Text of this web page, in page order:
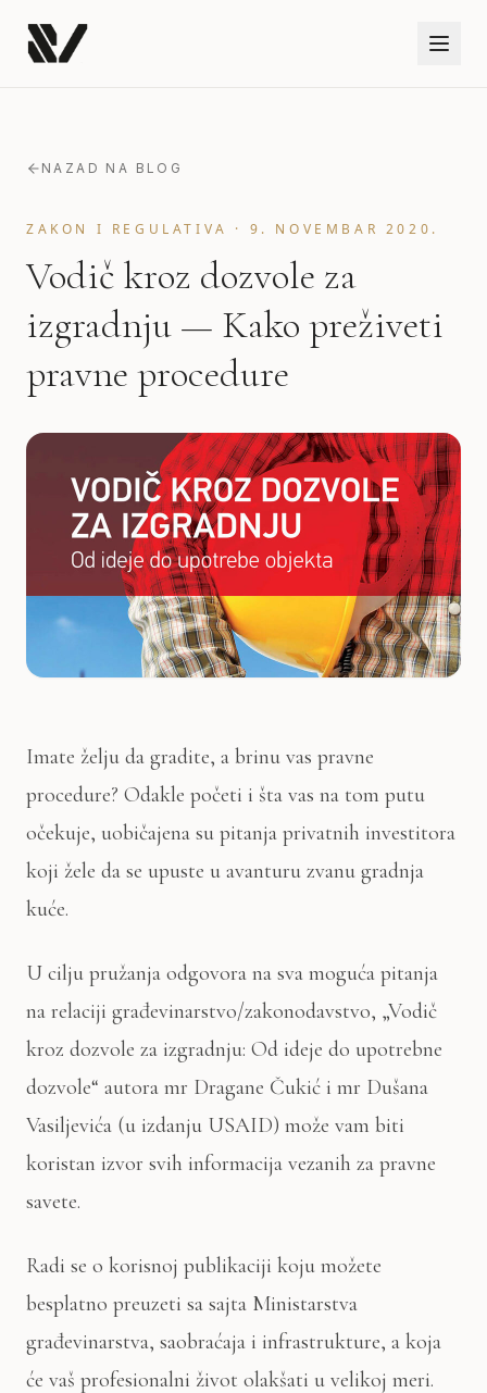
NAZAD NA BLOG
ZAKON I REGULATIVA · 9. NOVEMBAR 2020.
Vodič kroz dozvole za
izgradnju — Kako preživeti
pravne procedure
Imate želju da gradite, a brinu vas pravne
procedure? Odakle početi i šta vas na tom putu
očekuje, uobičajena su pitanja privatnih investitora
koji žele da se upuste u avanturu zvanu gradnja
kuće.
U cilju pružanja odgovora na sva moguća pitanja
na relaciji građevinarstvo/zakonodavstvo, „Vodič
kroz dozvole za izgradnju: Od ideje do upotrebne
dozvole“ autora mr Dragane Čukić i mr Dušana
Vasiljevića (u izdanju USAID) može vam biti
koristan izvor svih informacija vezanih za pravne
savete.
Radi se o korisnoj publikaciji koju možete
besplatno preuzeti sa sajta Ministarstva
građevinarstva, saobraćaja i infrastrukture, a koja
će vaš profesionalni život olakšati u velikoj meri.